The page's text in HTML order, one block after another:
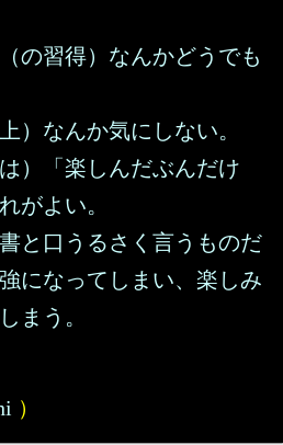
の習得）なんかどうでも
）なんか気にしない。
）「楽しんだぶんだけ
がよい。
と口うるさく言うものだ
になってしまい、楽しみ
まう。
）